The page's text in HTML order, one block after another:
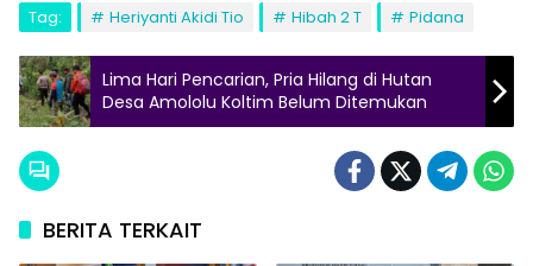
Tag: Heriyanti Akidi Tio Hibah 2 T Pidana
Lima Hari Pencarian, Pria Hilang di Hutan
Desa Amololu Koltim Belum Ditemukan
BERITA TERKAIT